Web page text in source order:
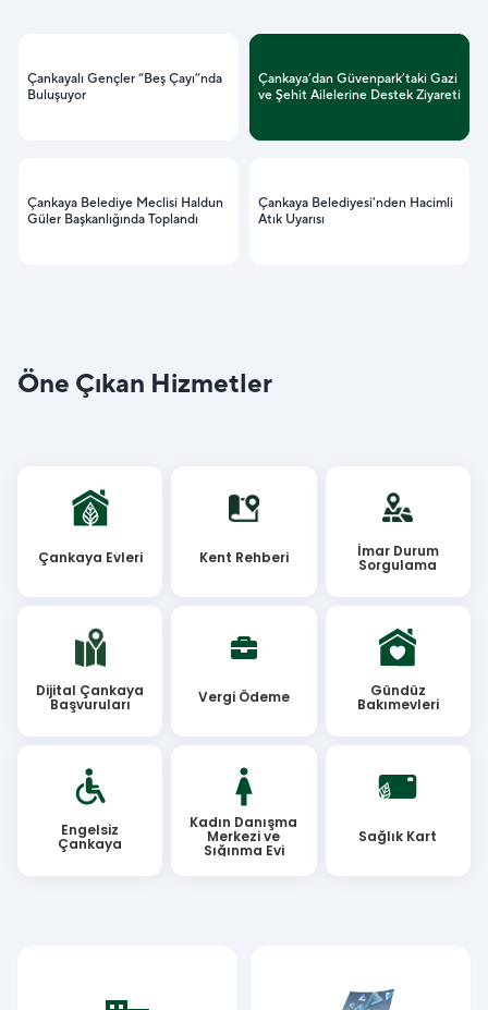
Çankayalı Gençler “Beş Çayı”nda
Buluşuyor
Çankaya’dan Güvenpark’taki Gazi
ve Şehit Ailelerine Destek Ziyareti
Çankaya Belediye Meclisi Haldun
Güler Başkanlığında Toplandı
Çankaya Belediyesi'nden Hacimli
Atık Uyarısı
Öne Çıkan Hizmetler
Çankaya Evleri Kent Rehberi İmar Durum
Sorgulama
Dijital Çankaya
Başvuruları Vergi Ödeme Gündüz
Bakımevleri
Engelsiz
Çankaya
Kadın Danışma
Merkezi ve
Sığınma Evi
Sağlık Kart